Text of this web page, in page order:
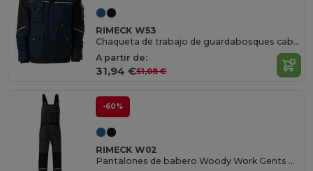
RIMECK W53
Chaqueta de trabajo de guardabosques caballeros
A partir de:
31,94 €51,08 €
-60%
RIMECK W02
Pantalones de babero Woody Work Gents Gents